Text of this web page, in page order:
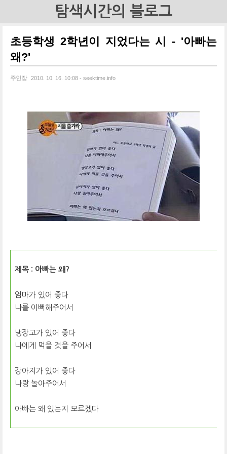
탐색시간의 블로그
초등학생 2학년이 지었다는 시 - '아빠는
왜?'
주인장 2010. 10. 16. 10:08 - seektime.info
제목 : 아빠는 왜?
엄마가 있어 좋다
나를 이뻐해주어서
냉장고가 있어 좋다
나에게 먹을 것을 주어서
강아지가 있어 좋다
나랑 놀아주어서
아빠는 왜 있는지 모르겠다